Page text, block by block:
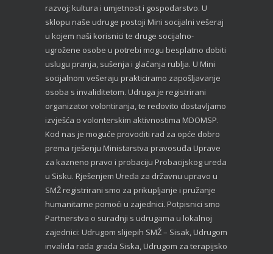
razvoj; kultura i umjetnost i gospodarstvo. U
sklopu naše udruge postoji Mini socijalni vešeraj
u kojem naši korisnici te druge socijalno-
ugrožene osobe u potrebi mogu besplatno dobiti
uslugu pranja, sušenja i glačanja rublja. U Mini
socijalnom vešeraju prakticiramo zapošljavanje
osoba s invaliditetom. Udruga je registrirani
organizator volontiranja, te redovito dostavljamo
izvješća o volonterskim aktivnostima MDOMSP.
Kod nas je moguće provoditi rad za opće dobro
prema rješenju Ministarstva pravosuđa Uprave
za kazneno pravo i probaciju Probacijskog ureda
u Sisku. Rješenjem Ureda za državnu upravo u
SMŽ registrirani smo za prikupljanje i pružanje
humanitarne pomoći u zajednici. Potpisnici smo
Partnerstva o suradnji s udrugama u lokalnoj
zajednici: Udrugom slijepih SMŽ – Sisak, Udrugom
invalida rada grada Siska, Udrugom za terapijsko